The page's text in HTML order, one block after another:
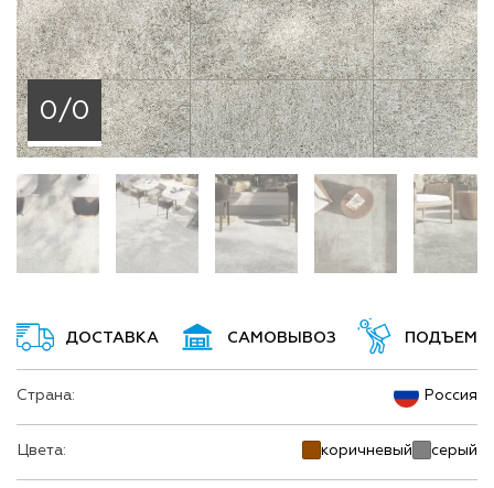
0/0
ДОСТАВКА САМОВЫВОЗ ПОДЪЕМ
Страна: Россия
Цвета: коричневый серый